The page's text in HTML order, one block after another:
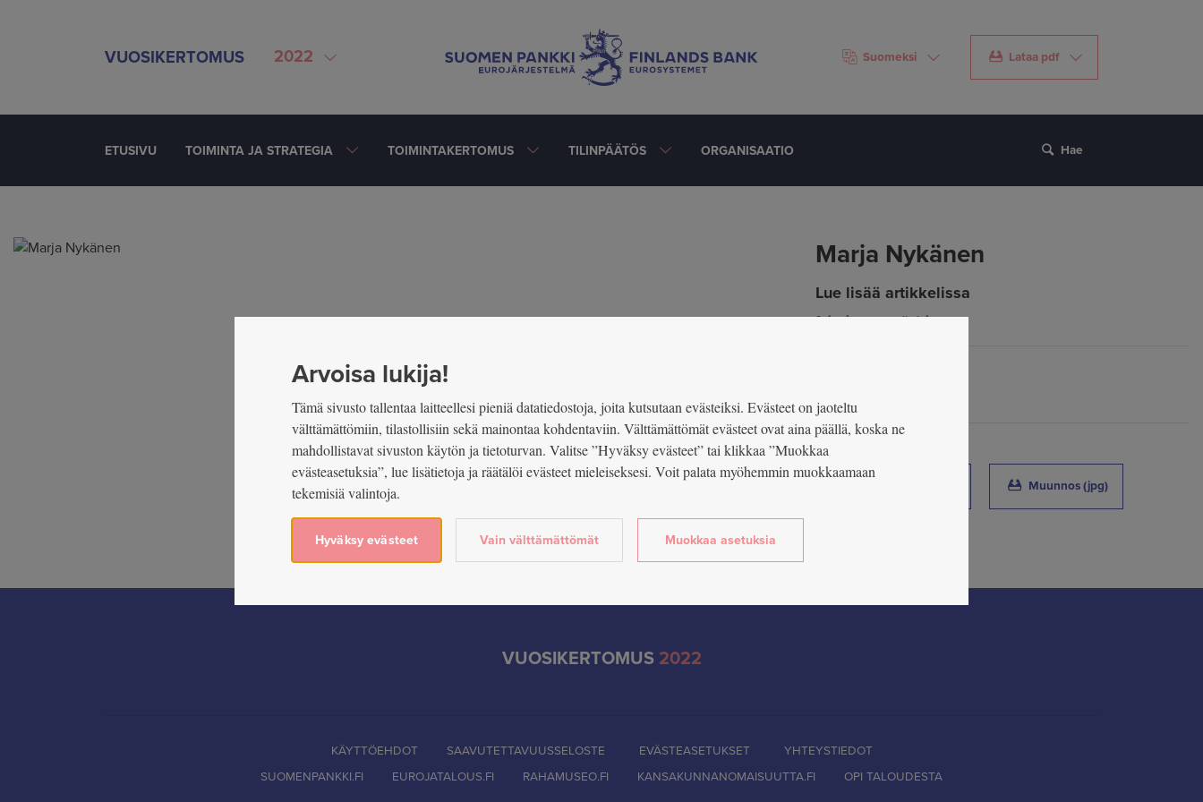
VUOSIKERTOMUS 2022 Suomeksi Lataa pdf
ETUSIVU TOIMINTA JA STRATEGIA TOIMINTAKERTOMUS TILINPÄÄTÖS ORGANISAATIO Hae
Jaettu Marja Nykänen
Lue lisää artikkelissa
Johtokunnan työnjako
Tallenna
(Marja Nykänen)Muunnos (jpg)(Marja Nykänen)
VUOSIKERTOMUS 2022
KÄYTTÖEHDOT SAAVUTETTAVUUSSELOSTE EVÄSTEASETUKSET
YHTEYSTIEDOT
SUOMENPANKKI.FI
EUROJATALOUS.FI RAHAMUSEO.FI KANSAKUNNANOMAISUUTTA.FI OPI TALOUDESTA
Arvoisa lukija!
Tämä sivusto tallentaa laitteellesi pieniä datatiedostoja, joita kutsutaan evästeiksi. Evästeet on jaoteltu
välttämättömiin, tilastollisiin sekä mainontaa kohdentaviin. Välttämättömät evästeet ovat aina päällä, koska ne
mahdollistavat sivuston käytön ja tietoturvan. Valitse ”Hyväksy evästeet” tai klikkaa ”Muokkaa
evästeasetuksia”, lue lisätietoja ja räätälöi evästeet mieleiseksesi. Voit palata myöhemmin muokkaamaan
tekemisiä valintoja.
Hyväksy evästeet Vain välttämättömät Muokkaa asetuksia